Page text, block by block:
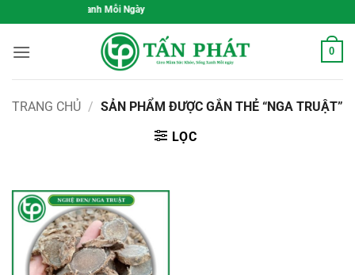
qua
nội
Khỏe, Sống Xanh Mỗi Ngày
0
TRANG CHỦ / SẢN PHẨM ĐƯỢC GẮN THẺ “NGA TRUẬT”
LỌC